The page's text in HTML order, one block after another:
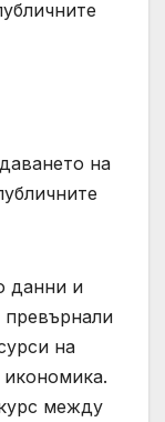
на
данни и
превърнали
на
между